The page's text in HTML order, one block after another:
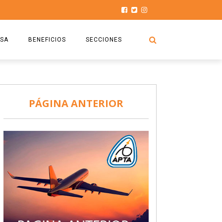
BENEFICIOS
COMISIÓN
SECCIONES
SEGURIDAD AÉREA
TURISMO Y RECREACIÓN
VIDEOS
PÁGINA ANTERIOR